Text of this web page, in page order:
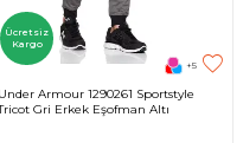
Ücretsiz
Kargo
+5
Under Armour 1290261 Sportstyle
Gri Erkek Eşofman Altı